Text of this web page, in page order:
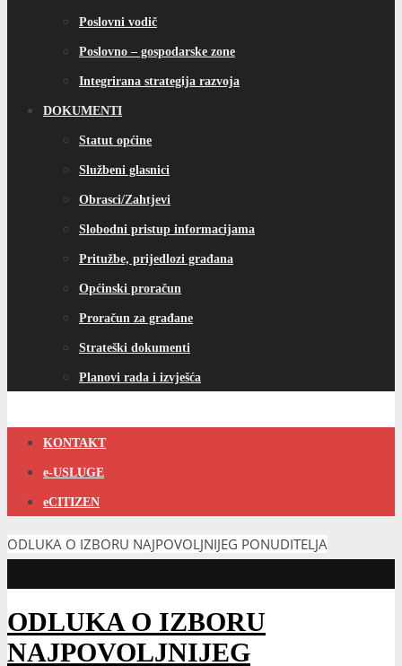
Poslovni vodič
Poslovno – gospodarske zone
Integrirana strategija razvoja
DOKUMENTI
Statut općine
Službeni glasnici
Obrasci/Zahtjevi
Slobodni pristup informacijama
Pritužbe, prijedlozi građana
Općinski proračun
Proračun za građane
Strateški dokumenti
Planovi rada i izvješća
KONTAKT
e-USLUGE
eCITIZEN
ODLUKA O IZBORU NAJPOVOLJNIJEG PONUDITELJA
ODLUKA O IZBORU
NAJPOVOLJNIJEG